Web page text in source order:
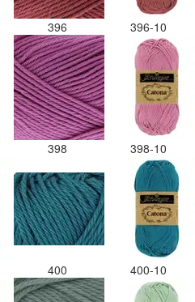
396 396-10
398 398-10
400 400-10